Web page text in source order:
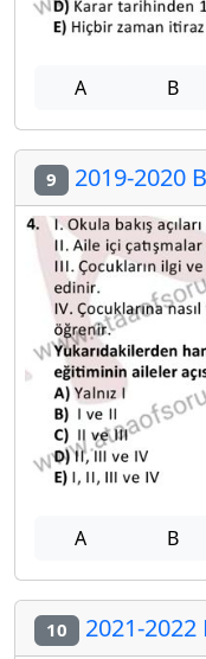
A B
9 2019-2020
A B
10 2021-2022